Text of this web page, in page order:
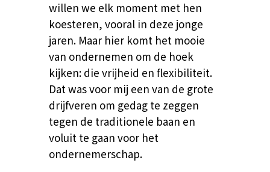
willen we elk moment met hen
koesteren, vooral in deze jonge
jaren. Maar hier komt het mooie
van ondernemen om de hoek
kijken: die vrijheid en flexibiliteit.
Dat was voor mij een van de grote
drijfveren om gedag te zeggen
tegen de traditionele baan en
voluit te gaan voor het
ondernemerschap.